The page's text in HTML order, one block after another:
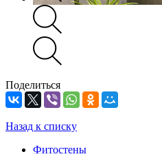
Поделиться
Назад к списку
Фитостены